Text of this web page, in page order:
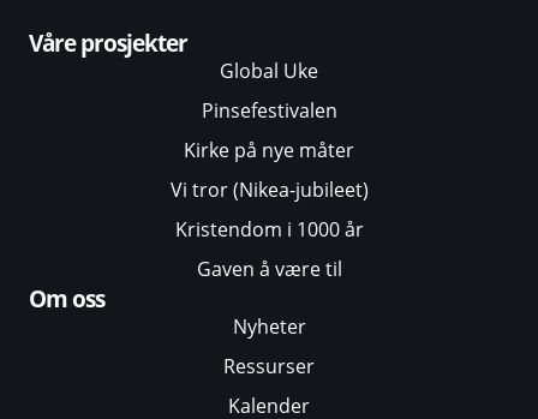
Våre prosjekter
Global Uke
Pinsefestivalen
Kirke på nye måter
Vi tror (Nikea-jubileet)
Kristendom i 1000 år
Gaven å være til
Om oss
Nyheter
Ressurser
Kalender